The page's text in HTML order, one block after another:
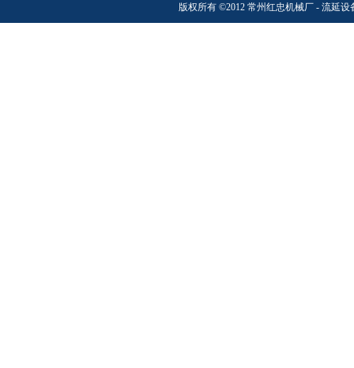
版权所有 ©2012 常州红忠机械厂 - 流延设